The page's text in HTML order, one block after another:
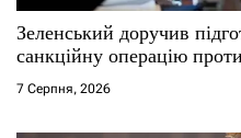
Зеленський доручив
санкційну операцію
7 Серпня, 2026